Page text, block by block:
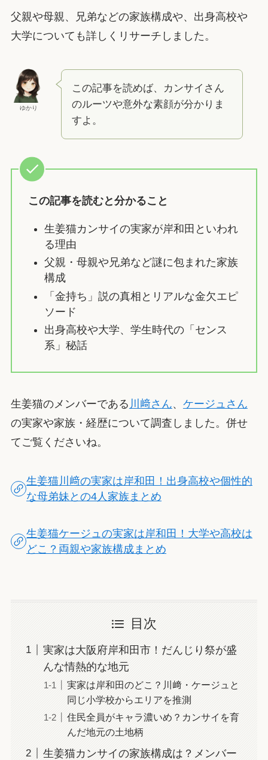
父親や母親、兄弟などの家族構成や、出身高校や
大学についても詳しくリサーチしました。
ゆかり
この記事を読めば、カンサイさん
のルーツや意外な素顔が分かりま
すよ。
この記事を読むと分かること
生姜猫カンサイの実家が岸和田といわれ
る理由
父親・母親や兄弟など謎に包まれた家族
構成
「金持ち」説の真相とリアルな金欠エピ
ソード
出身高校や大学、学生時代の「センス
系」秘話
生姜猫のメンバーである 川﨑さん、 ケージュさん
の実家や家族・経歴について調査しました。併せ
てご覧くださいね。
生姜猫川﨑の実家は岸和田！出身高校や個性的
な母弟妹との4人家族まとめ
生姜猫ケージュの実家は岸和田！大学や高校は
どこ？両親や家族構成まとめ
目次
実家は大阪府岸和田市！だんじり祭が盛
んな情熱的な地元
実家は岸和田のどこ？川﨑・ケージュと
同じ小学校からエリアを推測
住民全員がキャラ濃いめ？カンサイを育
んだ地元の土地柄
生姜猫カンサイの家族構成は？メンバー